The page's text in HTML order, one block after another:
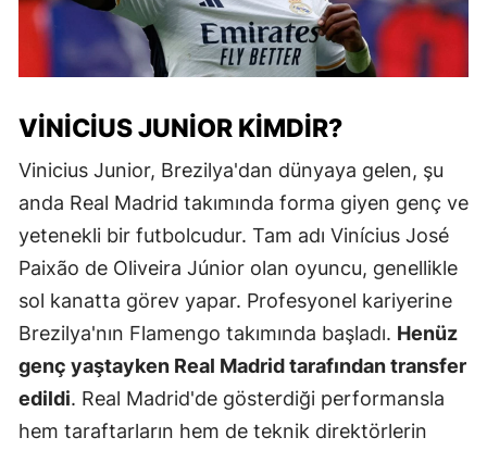
VINICIUS JUNIOR KIMDIR?
Vinicius Junior, Brezilya'dan dünyaya gelen, şu
anda Real Madrid takımında forma giyen genç ve
yetenekli bir futbolcudur. Tam adı Vinícius José
Paixão de Oliveira Júnior olan oyuncu, genellikle
sol kanatta görev yapar. Profesyonel kariyerine
Brezilya'nın Flamengo takımında başladı. Henüz
genç yaştayken Real Madrid tarafından transfer
edildi. Real Madrid'de gösterdiği performansla
hem taraftarların hem de teknik direktörlerin